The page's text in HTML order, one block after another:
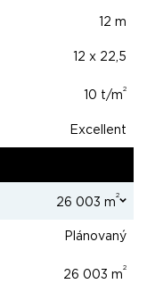
12 m
12 x 22,5
10 t/m
2
Excellent
26 003 m
2
Plánovaný
26 003 m
2